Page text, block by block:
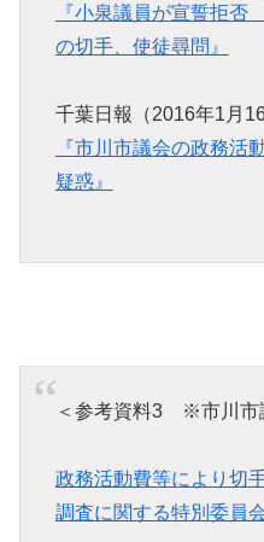
『小泉議員が宣誓拒
の切手、使徒尋問』
千葉日報（2016年1月16
『市川市議会の政務
疑惑』
＜参考資料3 ※市川市
政務活動費等により切
調査に関する特別委員